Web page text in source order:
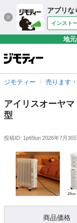
アプリな
インスト
地
ジモティー 売ります
アイリスオーヤ
型
投稿ID: 1p69un 2026年7月30
商品価格